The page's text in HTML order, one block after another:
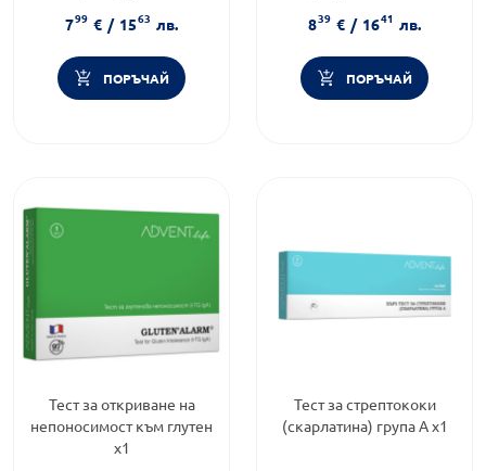
ленти
799 € / 1563 лв.
ПОРЪЧАЙ
839 € / 1641 лв.
ПОРЪЧАЙ
Тест за откриване на
непоносимост към глутен
х1
Тест за стрептококи
(скарлатина) група А х1